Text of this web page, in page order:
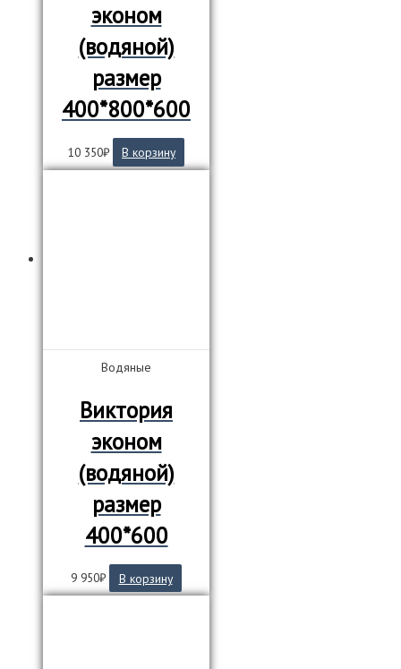
эконом
(водяной)
размер
400*800*600
10 350₽ В корзину
Водяные
Виктория
эконом
(водяной)
размер
400*600
9 950₽ В корзину